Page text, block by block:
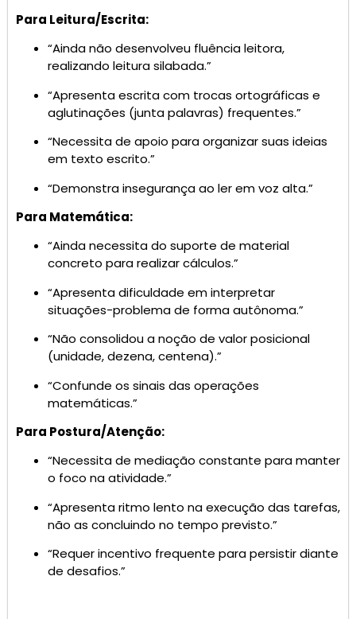
Para Leitura/Escrita:
“Ainda não desenvolveu fluência leitora,
realizando leitura silabada.”
“Apresenta escrita com trocas ortográficas e
aglutinações (junta palavras) frequentes.”
“Necessita de apoio para organizar suas ideias
em texto escrito.”
“Demonstra insegurança ao ler em voz alta.”
Para Matemática:
“Ainda necessita do suporte de material
concreto para realizar cálculos.”
“Apresenta dificuldade em interpretar
situações-problema de forma autônoma.”
“Não consolidou a noção de valor posicional
(unidade, dezena, centena).”
“Confunde os sinais das operações
matemáticas.”
Para Postura/Atenção:
“Necessita de mediação constante para manter
o foco na atividade.”
“Apresenta ritmo lento na execução das tarefas,
não as concluindo no tempo previsto.”
“Requer incentivo frequente para persistir diante
de desafios.”